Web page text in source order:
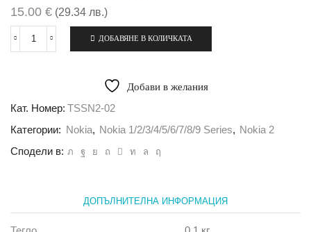
15.00 € (29.34 лв.)
количество
Sammato
Nokia
прозрачен
ДОБАВЯНЕ В КОЛИЧКАТА
Добави в желания
Кат. Номер: TSSN2-02
Категории:
Nokia, Nokia 1/2/3/4/5/6/7/8/9 Series, Nokia 2
Сподели в:
ДОПЪЛНИТЕЛНА ИНФОРМАЦИЯ